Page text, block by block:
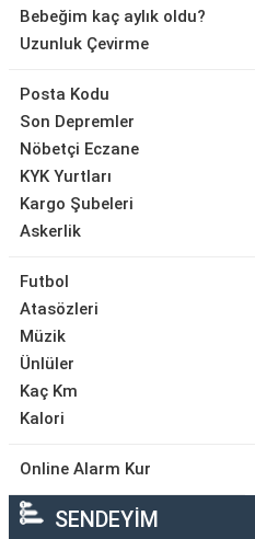
Bebeğim kaç aylık oldu?
Uzunluk Çevirme
Posta Kodu
Son Depremler
Nöbetçi Eczane
KYK Yurtları
Kargo Şubeleri
Askerlik
Futbol
Atasözleri
Müzik
Ünlüler
Kaç Km
Kalori
Online Alarm Kur
SENDEYİM